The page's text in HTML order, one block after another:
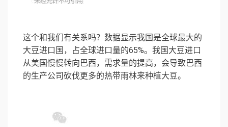
这个和我们有关系吗？数据显示我国是全球最大的
大豆进口国，占全球进口量的65%。我国大豆进口
从美国慢慢转向巴西，需求量的提高，会导致巴西
的生产公司砍伐更多的热带雨林来种植大豆。